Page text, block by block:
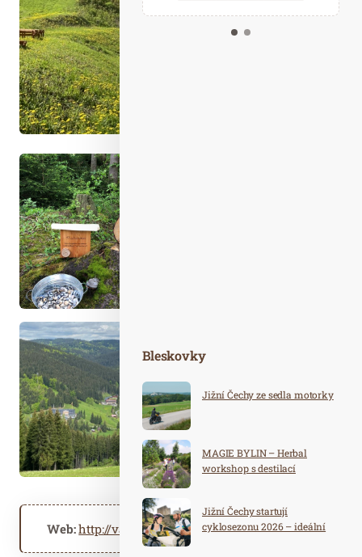
Kalendář událostí
Odebírejte náš newsletter
Web:http://valachy.cz
Bleskovky
Jižní Čechy ze sedla motorky
MAGIE BYLIN – Herbal
workshop s destilací
Jižní Čechy startují
cyklosezonu 2026 – ideální